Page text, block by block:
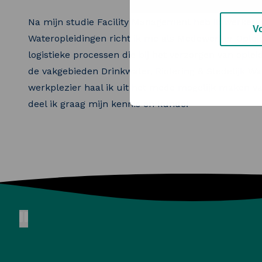
Na mijn studie Facility Management heb ik
Wateropleidingen richt ik me als Medewerker
logistieke processen die bij het verzorgen van
de vakgebieden Drinkwater, Riolering & Stedelijk
werkplezier haal ik uit het mede mogelijk maken
deel ik graag mijn kennis en kunde!